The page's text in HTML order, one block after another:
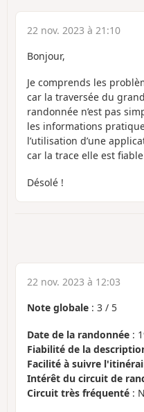
22 nov. 2023 à 21:10
Bonjour,
Je comprends les
car la traversée du
randonnée n’est pas
les informations
l’utilisation d’une
car la trace elle est
Désolé !
22 nov. 2023 à 12:03
Note globale : 3 / 5
Date de la randonnée :
Fiabilité de la
Facilité à suivre
Intérêt du circuit de
Circuit très fréquenté :